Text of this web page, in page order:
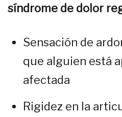
síndrome de dolor
Sensación de
que alguien está
afectada
Rigidez en la